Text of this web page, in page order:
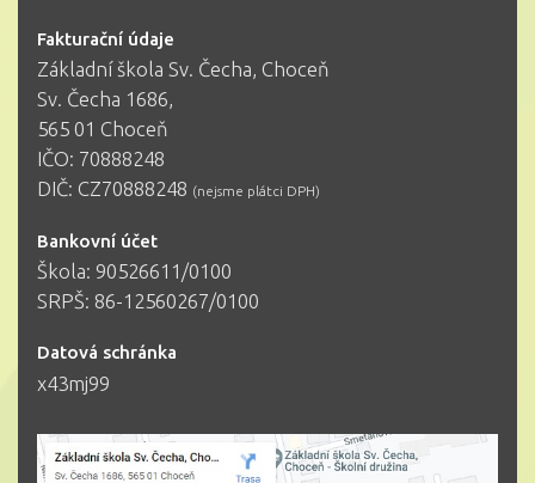
Fakturační údaje
Základní škola Sv. Čecha, Choceň
Sv. Čecha 1686,
565 01 Choceň
IČO: 70888248
DIČ: CZ70888248 (nejsme plátci DPH)
Bankovní účet
Škola: 90526611/0100
SRPŠ: 86-12560267/0100
Datová schránka
x43mj99